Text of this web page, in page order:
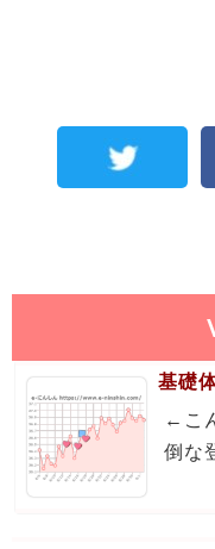
基礎
←こ
倒な